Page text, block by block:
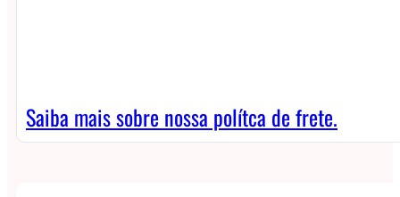
Saiba mais sobre nossa polítca de frete.